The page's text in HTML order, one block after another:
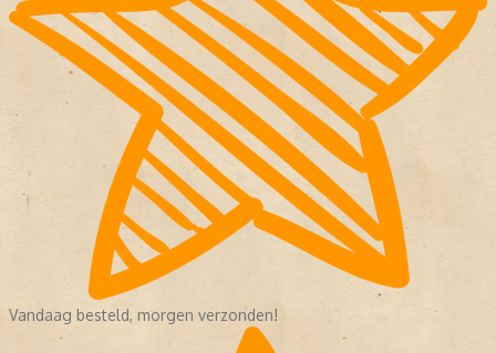
Vandaag besteld, morgen verzonden!